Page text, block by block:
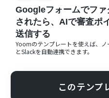
Googleフォームでフ
されたら、AIで審査ポ
送信する
Yoomのテンプレートを使えば、
とSlackを自動連携できます。
このテンプ